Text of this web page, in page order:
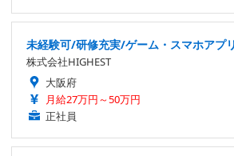
未経験可/研修充実/ゲーム・スマホアプ
株式会社HIGHEST
大阪府
月給27万円～50万円
正社員